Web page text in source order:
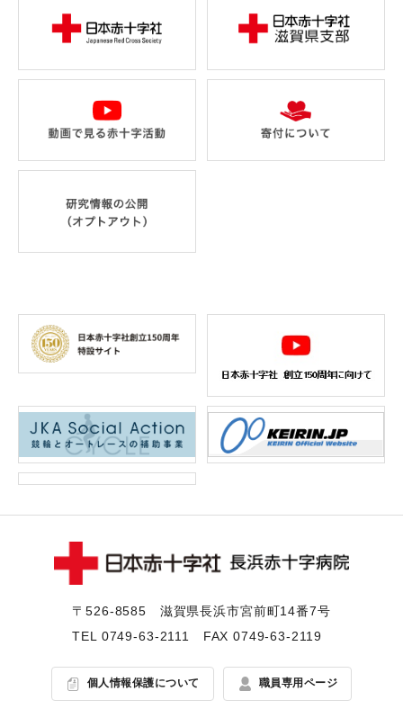
〒526-8585 滋賀県⻑浜市宮前町14番7号
TEL 0749-63-2111 FAX 0749-63-2119
個人情報保護について 職員専用ページ